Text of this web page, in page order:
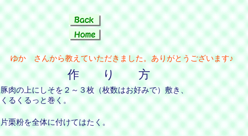
ゆか さんから教えていただきました。ありがとうございます♪
作 り 方
豚肉の上にしそを２～３枚（枚数はお好みで）敷き、
くるくるっと巻く。
片栗粉を全体に付けてはたく。